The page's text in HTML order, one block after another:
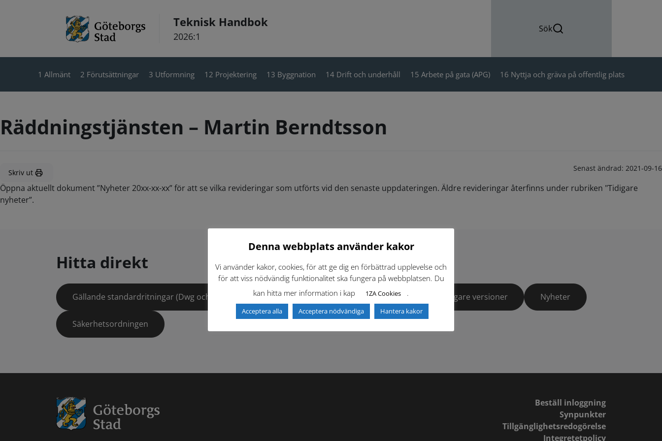
Teknisk Handbok
2026:1
Sök
1 Allmänt 2 Förutsättningar 3 Utformning 12 Projektering 13 Byggnation 14 Drift och underhåll 15 Arbete på gata (APG) 16 Nyttja och gräva på offentlig plats
Räddningstjänsten – Martin Berndtsson
Skriv ut Senast ändrad: 2021-09-16
Öppna aktuellt dokument ”Nyheter 20xx-xx-xx” för att se vilka revideringar som utförts vid den senaste uppdateringen. Äldre revideringar återfinns under rubriken "Tidigare
nyheter”.
Hitta direkt
Gällande standardritningar (Dwg och pdf) Dokumentbibliotek Kontaktlista Tidigare versioner Nyheter
Säkerhetsordningen
Beställ inloggning
Synpunkter
Tillgänglighetsredogörelse
Integretetpolicy
Denna webbplats använder kakor
Vi använder kakor, cookies, för att ge dig en förbättrad upplevelse och
för att viss nödvändig funktionalitet ska fungera på webbplatsen. Du
kan hitta mer information i kap
1ZA Cookies .
Acceptera alla Acceptera nödvändiga Hantera kakor